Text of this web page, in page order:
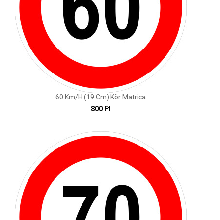
60 Km/h (19 Cm) Kör Matrica
800 Ft